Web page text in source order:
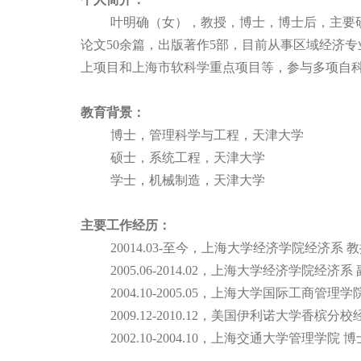
叶明确（女），教授，博士，博士后，主要
论文50余篇，出版著作5部，目前从事区域经济
上项目和上海市软科学重点项目等，参与多项自
教育背景：
博士，管理科学与工程，天津大学
硕士，系统工程，天津大学
学士，机械制造，天津大学
主要工作经历：
20014.03-至今，上海大学经济学院经济系
2005.06-2014.02 ，上海大学经济学院经济系
2004.10-2005.05 ，上海大学国际工商管理学
2009.12-2010.12 ，美国伊利诺大学香槟分校
2002.10-2004.10 ，上海交通大学管理学院 博